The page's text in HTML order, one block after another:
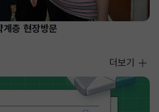
층 현장방문
더보기